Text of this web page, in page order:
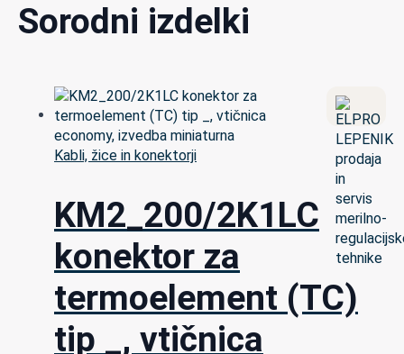
Sorodni izdelki
Kabli, žice in konektorji
KM2_200/2K1LC
konektor za
termoelement (TC)
tip _, vtičnica